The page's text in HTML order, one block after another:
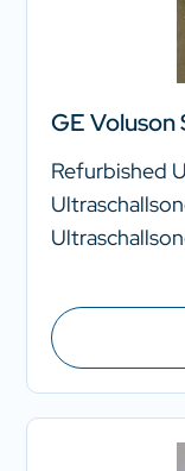
GE Voluson
Refurbished